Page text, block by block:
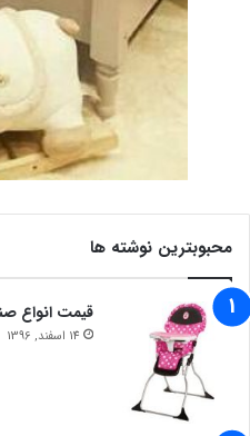
محبوبترین نوشته ها
قیمت انواع
14 اسفند, 1396